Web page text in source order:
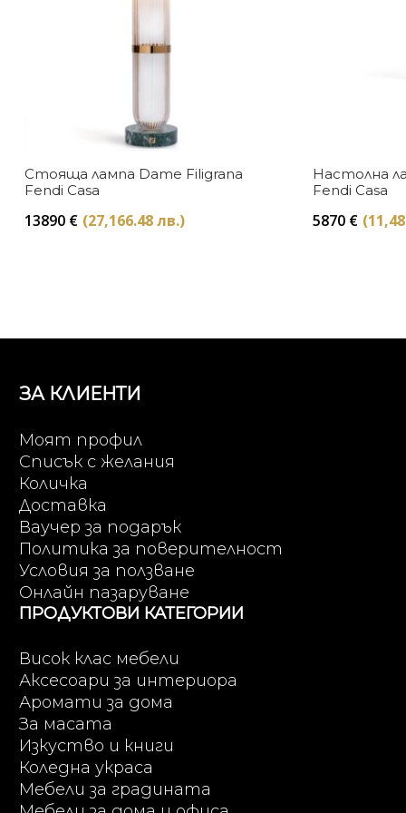
Стояща лампа Dame Filigrana
Fendi Casa
13890 € (27,166.48 лв.)
Настолна
Fendi Casa
5870 €
ЗА КЛИЕНТИ
Моят профил
Списък с желания
Количка
Доставка
Ваучер за подарък
Политика за поверителност
Условия за ползване
Онлайн пазаруване
ПРОДУКТОВИ КАТЕГОРИИ
Висок клас мебели
Аксесоари за интериора
Аромати за дома
За масата
Изкуство и книги
Коледна украса
Мебели за градината